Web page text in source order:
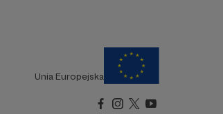
Unia Europejska